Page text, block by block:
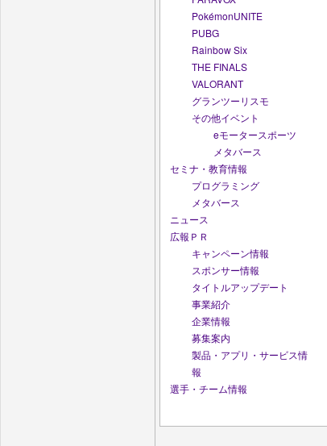
PokémonUNITE
PUBG
Rainbow Six
THE FINALS
VALORANT
グランツーリスモ
その他イベント
eモータースポーツ
メタバース
セミナ・教育情報
プログラミング
メタバース
ニュース
広報ＰＲ
キャンペーン情報
スポンサー情報
タイトルアップデート
事業紹介
企業情報
募集案内
製品・アプリ・サービス情
報
選手・チーム情報